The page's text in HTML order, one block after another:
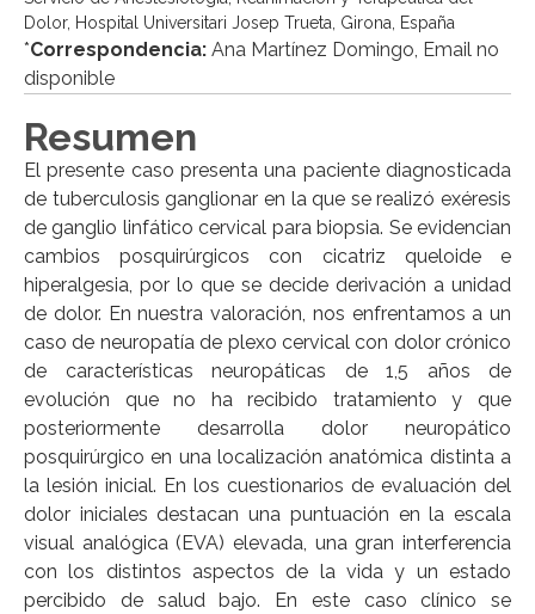
Dolor, Hospital Universitari Josep Trueta, Girona, España
*Correspondencia: Ana Martínez Domingo, Email no
disponible
Resumen
El presente caso presenta una paciente diagnosticada
de tuberculosis ganglionar en la que se realizó exéresis
de ganglio linfático cervical para biopsia. Se evidencian
cambios posquirúrgicos con cicatriz queloide e
hiperalgesia, por lo que se decide derivación a unidad
de dolor. En nuestra valoración, nos enfrentamos a un
caso de neuropatía de plexo cervical con dolor crónico
de características neuropáticas de 1,5 años de
evolución que no ha recibido tratamiento y que
posteriormente desarrolla dolor neuropático
posquirúrgico en una localización anatómica distinta a
la lesión inicial. En los cuestionarios de evaluación del
dolor iniciales destacan una puntuación en la escala
visual analógica (EVA) elevada, una gran interferencia
con los distintos aspectos de la vida y un estado
percibido de salud bajo. En este caso clínico se